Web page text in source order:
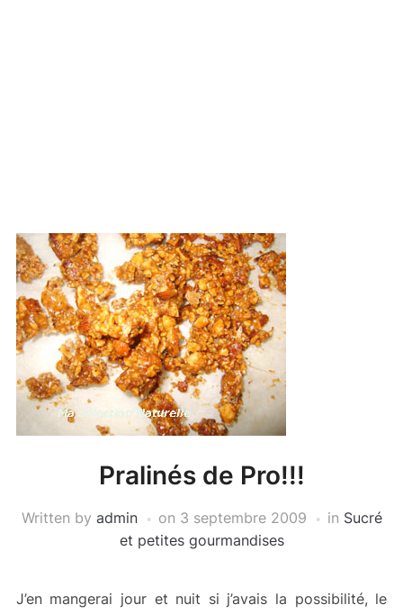
Pralinés de Pro!!!
Written by admin on 3 septembre 2009 in Sucré
et petites gourmandises
J’en mangerai jour et nuit si j’avais la possibilité, le